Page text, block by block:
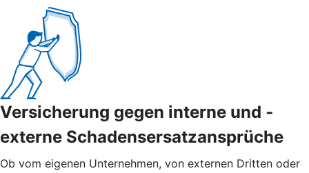
Versicherung gegen interne und ­
externe ­Schadensersatzansprüche
Ob vom eigenen Unternehmen, von externen Dritten oder